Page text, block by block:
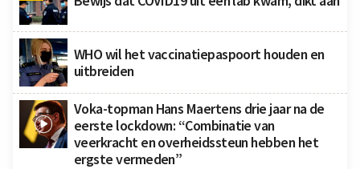
WHO wil het vaccinatiepaspoort houden en
uitbreiden
Voka-topman Hans Maertens drie jaar na de
eerste lockdown: “Combinatie van
veerkracht en overheidssteun hebben het
ergste vermeden”